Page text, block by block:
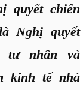
quyết chiến
Nghị quyết
tư nhân và
kinh tế nhà